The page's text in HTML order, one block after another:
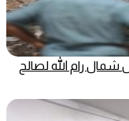
رام الله لصالح